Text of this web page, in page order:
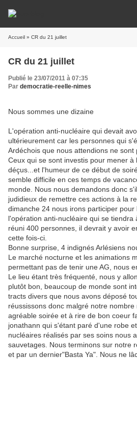
Accueil » CR du 21 juillet
CR du 21 juillet
Publié le 23/07/2011 à 07:35
Par democratie-reelle-nimes
Nous sommes une dizaine
L'opération anti-nucléaire qui devait
ultérieurement car les personnes qui
Ardéchois que nous attendions ne sont
Ceux qui se sont investis pour mener
déçus...et l'humeur de ce début de
semble difficile en ces temps de
monde. Nous nous demandons donc
judidieux de remettre ces actions à la
dimanche 24 nous irons participer
l'opération anti-nucléaire qui se tiendra
réuni 400 personnes, il devrait y avoir
cette fois-ci.
Bonne surprise, 4 indignés Arlésiens
Le marché nocturne et les animations
permettant pas de tenir une AG, nous
Le lieu étant très fréquenté, nous y
plutôt bon, beaucoup de monde sont
tracts divers que nous avons déposé
réussissons donc malgré notre
agréable soirée et à rire de bon coeur
jonathann qui s'étant paré d'une robe
nucléaires réalisés par ses soins nous
sauvetages. Nous terminons sur notre
et par un dernier"Basta Ya". Nous ne